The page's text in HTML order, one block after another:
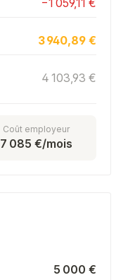
−1 059,11 €
3 940,89 €
4 103,93 €
Coût employeur
7 085 €/mois
5 000 €